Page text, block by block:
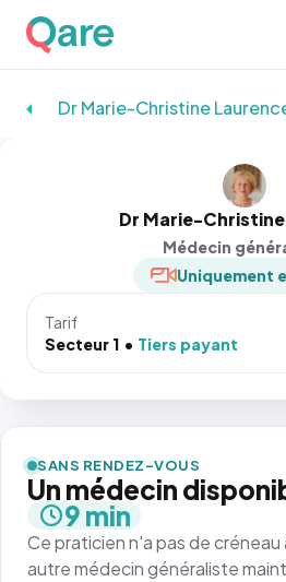
Dr Marie-Christine
Dr Marie-
Médecin
Uniquement
Tarif
Secteur 1
Tiers payant
SANS RENDEZ-VOUS
Un médecin
9 min
Ce praticien n'a pas de créneau
autre médecin généraliste